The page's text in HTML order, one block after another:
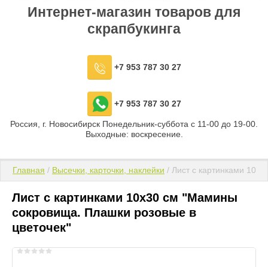
Интернет-магазин товаров для
скрапбукинга
+7 953 787 30 27
+7 953 787 30 27
Россия, г. Новосибирск Понедельник-суббота с 11-00 до 19-00.
Выходные: воскресение.
Главная / Высечки, карточки, наклейки / Лист с картинками
Лист с картинками 10х30 см "Мамины
сокровища. Плашки розовые в
цветочек"